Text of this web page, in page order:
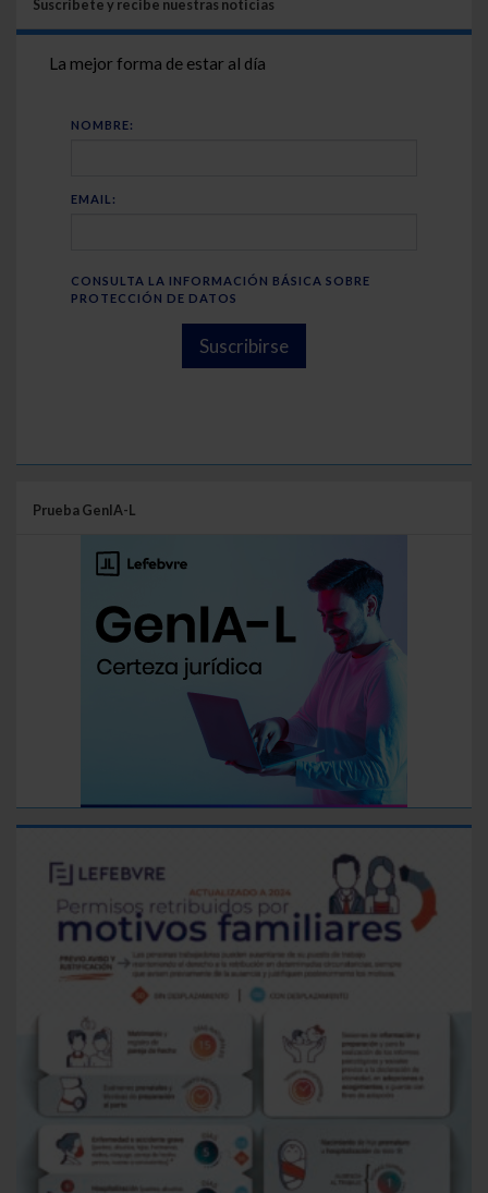
Suscríbete y recibe nuestras noticias
La mejor forma de estar al día
NOMBRE:
EMAIL:
CONSULTA LA INFORMACIÓN BÁSICA SOBRE
PROTECCIÓN DE DATOS
Suscribirse
Prueba GenIA-L